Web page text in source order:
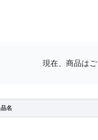
現在、商品はご
品名